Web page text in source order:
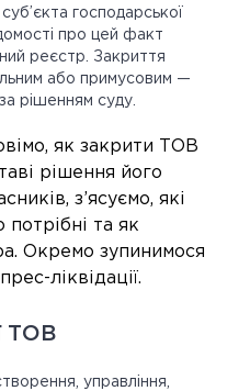
господарської
про цей факт
реєстр. Закриття
або примусовим —
рішенням суду.
як закрити ТОВ
рішення його
з’ясуємо, які
та як
Окремо зупинимося
ліквідації.
ТОВ
управління,